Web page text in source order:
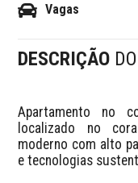
Vagas
DESCRIÇÃO
Apartamento no
localizado no
moderno com alto
e tecnologias